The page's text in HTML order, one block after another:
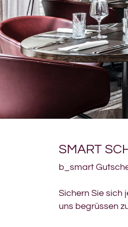
SMART
b_smart
Sichern Sie sich
uns begrüssen